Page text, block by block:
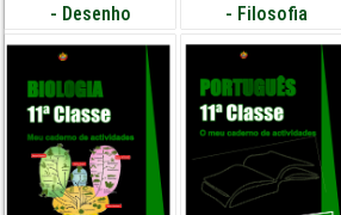
- Desenho
- Filosofia